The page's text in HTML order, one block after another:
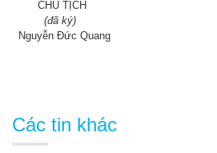
CHỦ TỊCH
(đã ký)
Nguyễn Đức Quang
Các tin khác